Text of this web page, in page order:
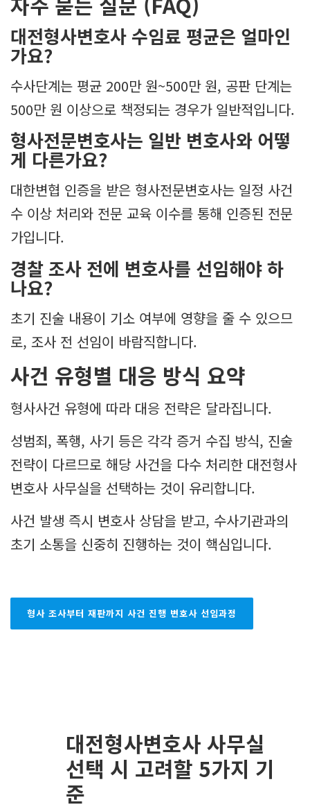
대전형사변호사 수임료 평균은 얼마인
가요?
수사단계는 평균 200만 원~500만 원, 공판 단계는
500만 원 이상으로 책정되는 경우가 일반적입니다.
형사전문변호사는 일반 변호사와 어떻
게 다른가요?
대한변협 인증을 받은 형사전문변호사는 일정 사건
수 이상 처리와 전문 교육 이수를 통해 인증된 전문
가입니다.
경찰 조사 전에 변호사를 선임해야 하
나요?
초기 진술 내용이 기소 여부에 영향을 줄 수 있으므
로, 조사 전 선임이 바람직합니다.
사건 유형별 대응 방식 요약
형사사건 유형에 따라 대응 전략은 달라집니다.
성범죄, 폭행, 사기 등은 각각 증거 수집 방식, 진술
전략이 다르므로 해당 사건을 다수 처리한 대전형사
변호사 사무실을 선택하는 것이 유리합니다.
사건 발생 즉시 변호사 상담을 받고, 수사기관과의
초기 소통을 신중히 진행하는 것이 핵심입니다.
형사 조사부터 재판까지 사건 진행 변호사 선임과정
대전형사변호사 사무실
선택 시 고려할 5가지 기
준